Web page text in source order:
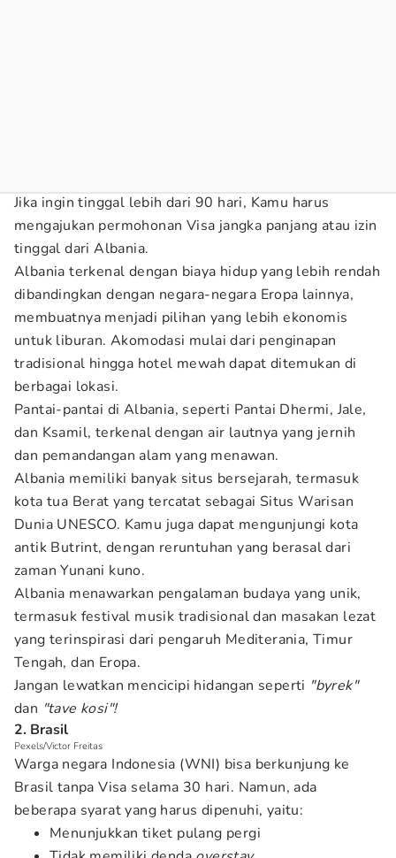
Jika ingin tinggal lebih dari 90 hari, Kamu harus
mengajukan permohonan Visa jangka panjang atau izin
tinggal dari Albania.
Albania terkenal dengan biaya hidup yang lebih rendah
dibandingkan dengan negara-negara Eropa lainnya,
membuatnya menjadi pilihan yang lebih ekonomis
untuk liburan. Akomodasi mulai dari penginapan
tradisional hingga hotel mewah dapat ditemukan di
berbagai lokasi.
Pantai-pantai di Albania, seperti Pantai Dhermi, Jale,
dan Ksamil, terkenal dengan air lautnya yang jernih
dan pemandangan alam yang menawan.
Albania memiliki banyak situs bersejarah, termasuk
kota tua Berat yang tercatat sebagai Situs Warisan
Dunia UNESCO. Kamu juga dapat mengunjungi kota
antik Butrint, dengan reruntuhan yang berasal dari
zaman Yunani kuno.
Albania menawarkan pengalaman budaya yang unik,
termasuk festival musik tradisional dan masakan lezat
yang terinspirasi dari pengaruh Mediterania, Timur
Tengah, dan Eropa.
Jangan lewatkan mencicipi hidangan seperti "byrek"
dan "tave kosi"!
2. Brasil
Pexels/Victor Freitas
Warga negara Indonesia (WNI) bisa berkunjung ke
Brasil tanpa Visa selama 30 hari. Namun, ada
beberapa syarat yang harus dipenuhi, yaitu:
Menunjukkan tiket pulang pergi